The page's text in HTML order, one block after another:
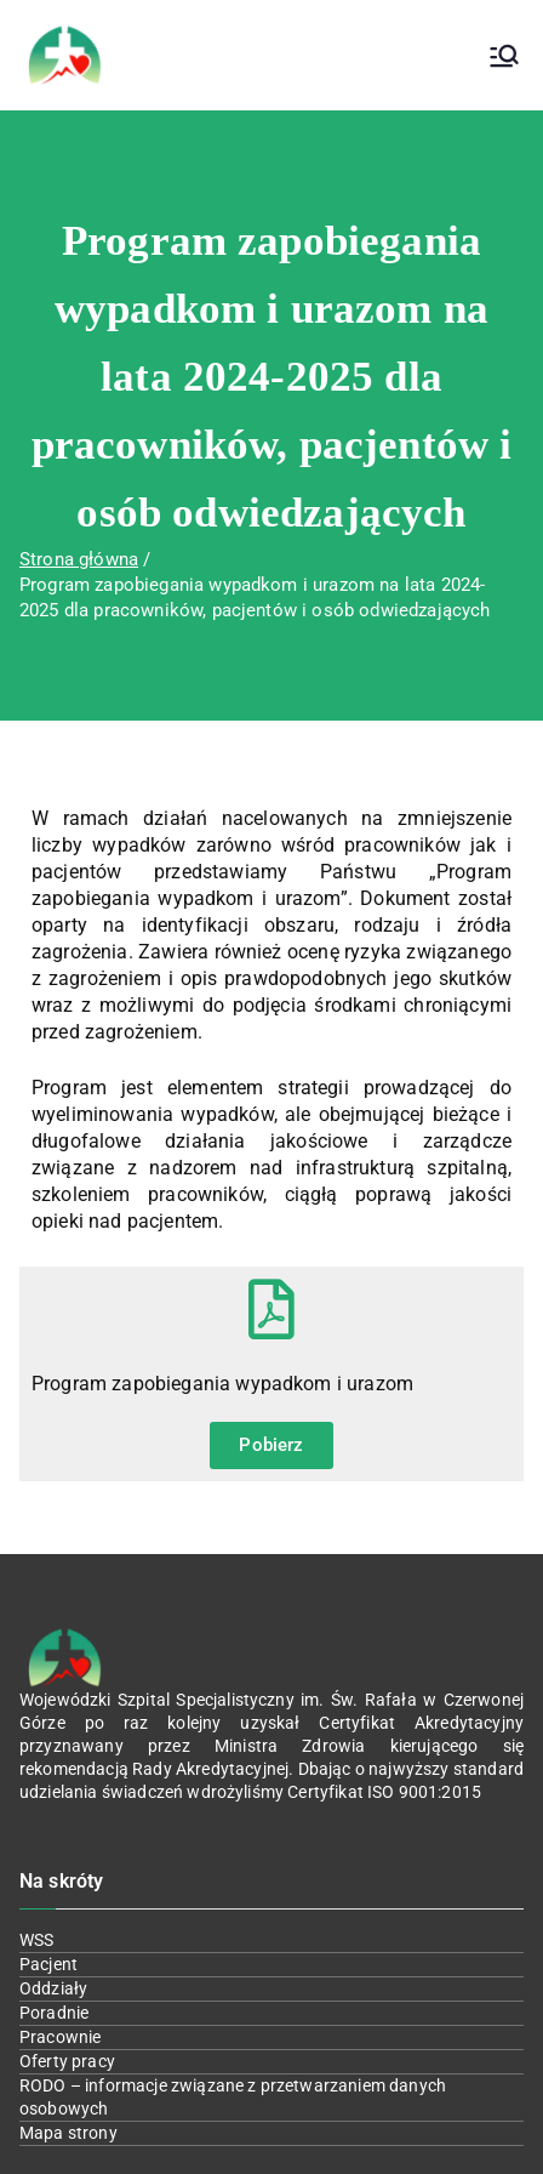
Wojewódzki Szpital Specjalistyczny im.
Św. Rafała w Czerwonej Górze
Program zapobiegania
wypadkom i urazom na
lata 2024-2025 dla
pracowników, pacjentów i
osób odwiedzających
Strona główna
Program zapobiegania wypadkom i urazom na lata 2024-
2025 dla pracowników, pacjentów i osób odwiedzających
W ramach działań nacelowanych na zmniejszenie
liczby wypadków zarówno wśród pracowników jak i
pacjentów przedstawiamy Państwu „Program
zapobiegania wypadkom i urazom”. Dokument został
oparty na identyfikacji obszaru, rodzaju i źródła
zagrożenia. Zawiera również ocenę ryzyka związanego
z zagrożeniem i opis prawdopodobnych jego skutków
wraz z możliwymi do podjęcia środkami chroniącymi
przed zagrożeniem.
Program jest elementem strategii prowadzącej do
wyeliminowania wypadków, ale obejmującej bieżące i
długofalowe działania jakościowe i zarządcze
związane z nadzorem nad infrastrukturą szpitalną,
szkoleniem pracowników, ciągłą poprawą jakości
opieki nad pacjentem.
Program zapobiegania wypadkom i urazom
Pobierz
Wojewódzki Szpital Specjalistyczny im. Św. Rafała w Czerwonej
Górze po raz kolejny uzyskał Certyfikat Akredytacyjny
przyznawany przez Ministra Zdrowia kierującego się
rekomendacją Rady Akredytacyjnej. Dbając o najwyższy standard
udzielania świadczeń wdrożyliśmy Certyfikat ISO 9001:2015
Na skróty
WSS
Pacjent
Oddziały
Poradnie
Pracownie
Oferty pracy
RODO – informacje związane z przetwarzaniem danych
osobowych
Mapa strony